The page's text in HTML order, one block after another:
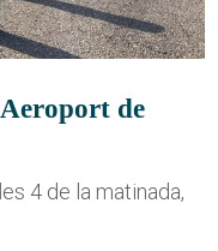
de
4 de la matinada,